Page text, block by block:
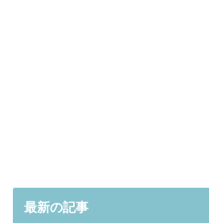
最新の記事